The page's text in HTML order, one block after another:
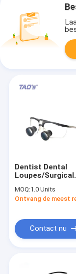
Dentist Dental
Loupes/Surgical
Operation
Loupes/ENT
MOQ:1.0 Units
Contact nu